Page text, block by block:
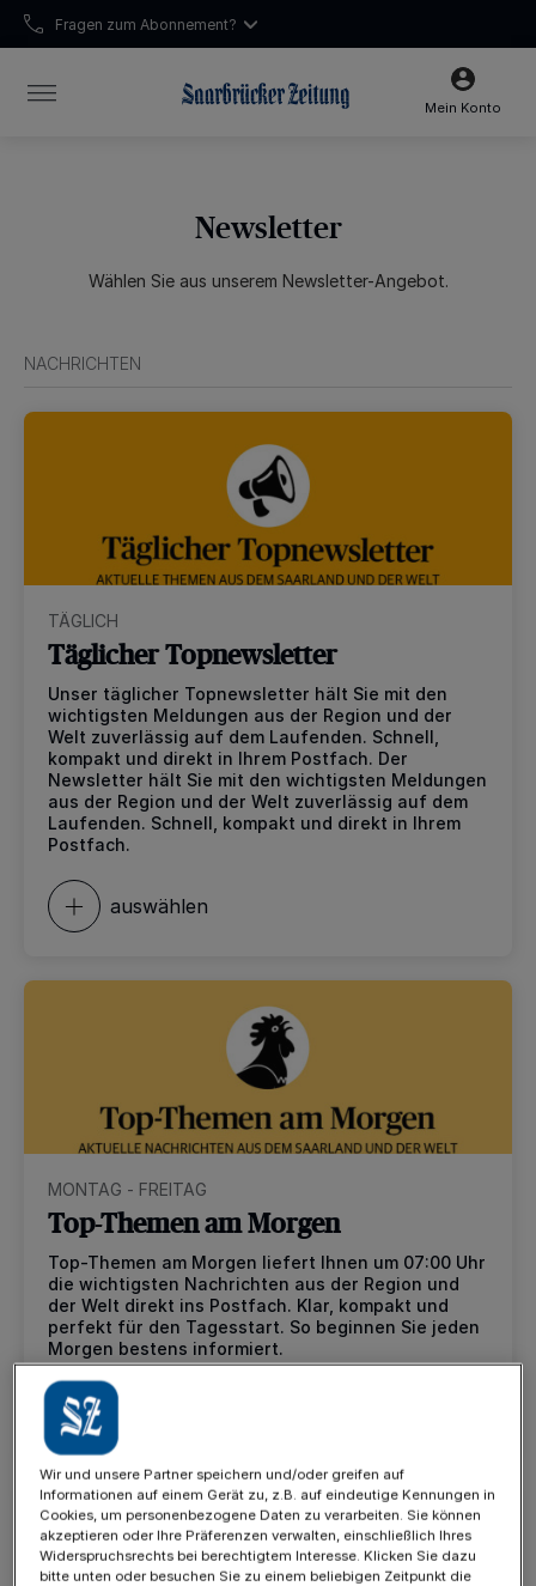
Unsere Öffnungszeiten:
Mo-Fr 7:15-15:30 Uhr | Sa 7:15-13:00 Uhr
Fragen zum Abonnement?
Mein Konto
Newsletter
Wählen Sie aus unserem Newsletter-Angebot.
NACHRICHTEN
TÄGLICH
Täglicher Topnewsletter
Unser täglicher Topnewsletter hält Sie mit den
wichtigsten Meldungen aus der Region und der
Welt zuverlässig auf dem Laufenden. Schnell,
kompakt und direkt in Ihrem Postfach. Der
Newsletter hält Sie mit den wichtigsten Meldungen
aus der Region und der Welt zuverlässig auf dem
Laufenden. Schnell, kompakt und direkt in Ihrem
Postfach.
auswählen
MONTAG - FREITAG
Top-Themen am Morgen
Top-Themen am Morgen liefert Ihnen um 07:00 Uhr
die wichtigsten Nachrichten aus der Region und
der Welt direkt ins Postfach. Klar, kompakt und
perfekt für den Tagesstart. So beginnen Sie jeden
Morgen bestens informiert.
Wir und unsere Partner speichern und/oder greifen auf
Informationen auf einem Gerät zu, z.B. auf eindeutige Kennungen in
Cookies, um personenbezogene Daten zu verarbeiten. Sie können
akzeptieren oder Ihre Präferenzen verwalten, einschließlich Ihres
Widerspruchsrechts bei berechtigtem Interesse. Klicken Sie dazu
bitte unten oder besuchen Sie zu einem beliebigen Zeitpunkt die